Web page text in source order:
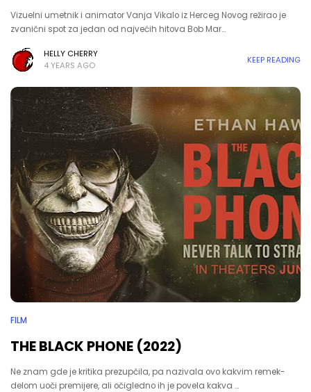
Vizuelni umetnik i animator Vanja Vikalo iz Herceg Novog režirao je
zvanični spot za jedan od najvećih hitova Bob Mar…
HELLY CHERRY
4 YEARS AGO
KEEP READING
FILM
THE BLACK PHONE (2022)
Ne znam gde je kritika prezupčila, pa nazivala ovo kakvim remek-
delom uoči premijere, ali očigledno ih je povela kakva …